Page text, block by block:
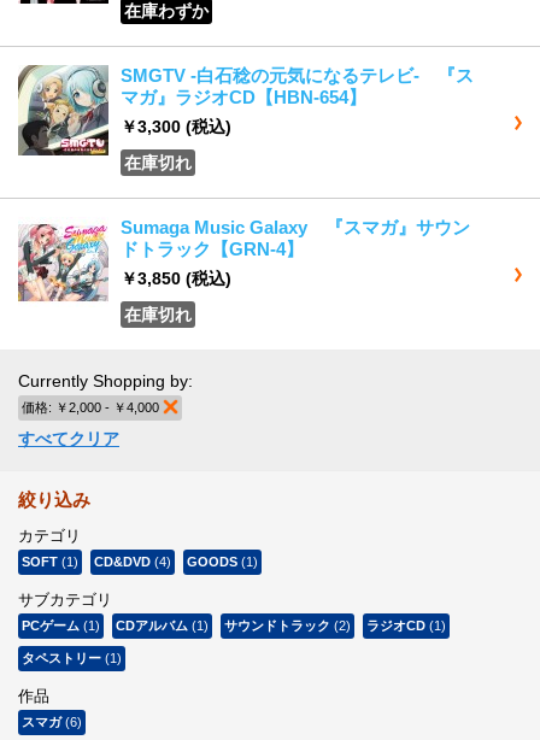
在庫わずか
SMGTV -白石稔の元気になるテレビ- 『ス
マガ』ラジオCD【HBN-654】
￥3,300 (税込)
在庫切れ
Sumaga Music Galaxy 『スマガ』サウン
ドトラック【GRN-4】
￥3,850 (税込)
在庫切れ
Currently Shopping by:
価格: ￥2,000 - ￥4,000
すべてクリア
絞り込み
カテゴリ
SOFT (1) CD&DVD (4) GOODS (1)
サブカテゴリ
PCゲーム (1) CDアルバム (1) サウンドトラック (2) ラジオCD (1)
タペストリー (1)
作品
スマガ(6)